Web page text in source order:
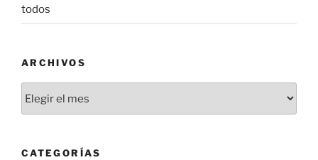
todos
ARCHIVOS
CATEGORÍAS